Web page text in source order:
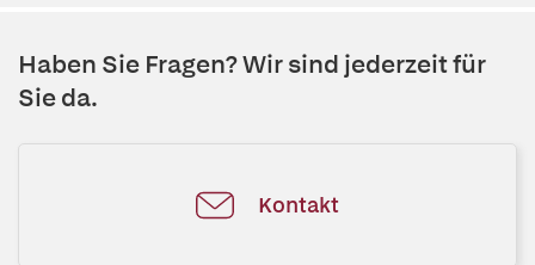
Haben Sie Fragen? Wir sind jederzeit für
Sie da.
Kontakt